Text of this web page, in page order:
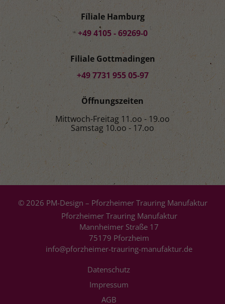
Filiale Hamburg
+49 4105 - 69269-0
Filiale Gottmadingen
+49 7731 955 05-97
Öffnungszeiten
Mittwoch-Freitag 11.oo - 19.oo
Samstag 10.oo - 17.oo
© 2026 PM-Design – Pforzheimer Trauring Manufaktur
Pforzheimer Trauring Manufaktur
Mannheimer Straße 17
75179 Pforzheim
info@pforzheimer-trauring-manufaktur.de
Datenschutz
Impressum
AGB